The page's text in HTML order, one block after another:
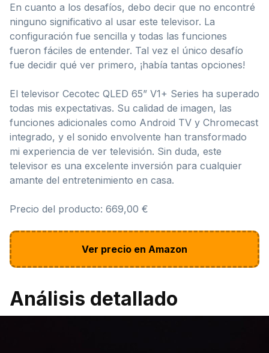
En cuanto a los desafíos, debo decir que no encontré
ninguno significativo al usar este televisor. La
configuración fue sencilla y todas las funciones
fueron fáciles de entender. Tal vez el único desafío
fue decidir qué ver primero, ¡había tantas opciones!
El televisor Cecotec QLED 65” V1+ Series ha superado
todas mis expectativas. Su calidad de imagen, las
funciones adicionales como Android TV y Chromecast
integrado, y el sonido envolvente han transformado
mi experiencia de ver televisión. Sin duda, este
televisor es una excelente inversión para cualquier
amante del entretenimiento en casa.
Precio del producto: 669,00 €
Ver precio en Amazon
Análisis detallado